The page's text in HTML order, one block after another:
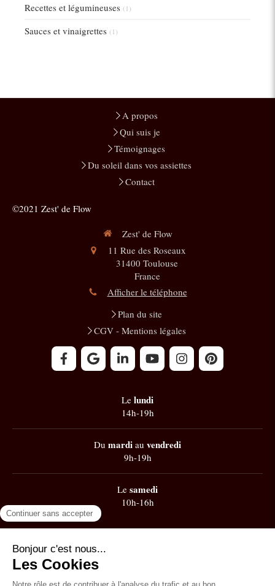
Recettes et légumineuses (1)
Sauces et vinaigrettes (1)
A propos
Qui suis je
Témoignages
Du soleil dans vos assiettes
Contact
©2021 Zest' de Flow
Zest' de Flow
11 Rue des Roseaux
31400 Toulouse
France
Afficher le téléphone
Plan du site
CGV - Mentions légales
Le lundi
14h-19h
Du mardi au vendredi
9h-19h
Le samedi
10h-16h